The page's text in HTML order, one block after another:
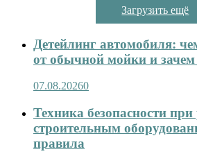
Загрузить ещё
Детейлинг автомобиля:
от обычной мойки и
07.08.20260
Техника безопасности при
строительным
правила